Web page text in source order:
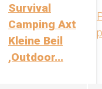
Survival
Camping Axt
Kleine Beil
,Outdoor...